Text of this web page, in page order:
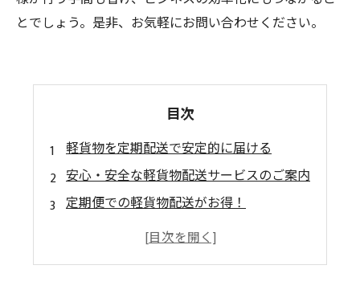
とでしょう。是非、お気軽にお問い合わせください。
目次
軽貨物を定期配送で安定的に届ける
安心・安全な軽貨物配送サービスのご案内
定期便での軽貨物配送がお得！
軽貨物配送は定期便で決まり！